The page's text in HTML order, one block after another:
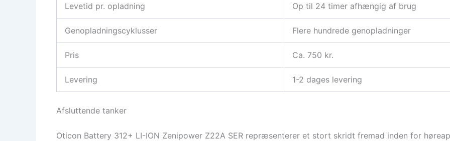
Levetid pr. opladning Op til 24 timer afhængig af brug
Genopladningscyklusser Flere hundrede genopladninger
Pris Ca. 750 kr.
Levering 1-2 dages levering
Afsluttende tanker
Oticon Battery 312+ LI-ION Zenipower Z22A SER repræsenterer et stort skridt fremad inden for